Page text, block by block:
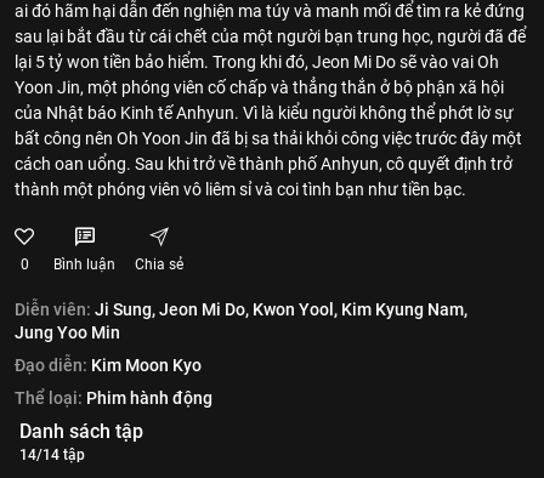
ai đó hãm hại dẫn đến nghiện ma túy và manh mối để tìm ra kẻ đứng
sau lại bắt đầu từ cái chết của một người bạn trung học, người đã để
lại 5 tỷ won tiền bảo hiểm. Trong khi đó, Jeon Mi Do sẽ vào vai Oh
Yoon Jin, một phóng viên cố chấp và thẳng thắn ở bộ phận xã hội
của Nhật báo Kinh tế Anhyun. Vì là kiểu người không thể phớt lờ sự
bất công nên Oh Yoon Jin đã bị sa thải khỏi công việc trước đây một
cách oan uổng. Sau khi trở về thành phố Anhyun, cô quyết định trở
thành một phóng viên vô liêm sỉ và coi tình bạn như tiền bạc.
0 Bình luận Chia sẻ
Diễn viên: Ji Sung,Jeon Mi Do, Kwon Yool, Kim Kyung Nam,
Jung Yoo Min
Đạo diễn: Kim Moon Kyo
Thể loại: Phim hành động
Danh sách tập
14/14 tập